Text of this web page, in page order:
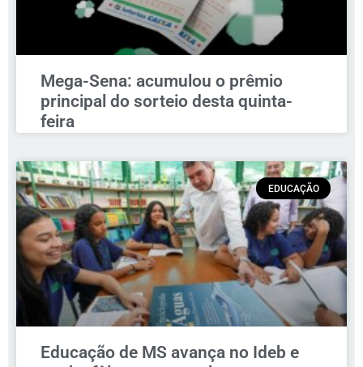
Mega-Sena: acumulou o prêmio
principal do sorteio desta quinta-
feira
EDUCAÇÃO
Educação de MS avança no Ideb e